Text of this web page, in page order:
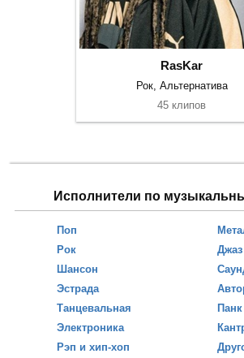
RasKar
Рок, Альтернатива
45 клипов
Исполнители по
Поп
Рок
Шансон
Эстрада
Танцевальная
Электроника
Рэп и хип-хоп
Джаз
Панк